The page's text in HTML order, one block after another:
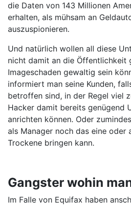
die Daten von 143 Millionen
erhalten, als mühsam an
auszuspionieren.
Und natürlich wollen all diese
nicht damit an die Öffentlichkeit
Imageschaden gewaltig sein
informiert man seine Kunden,
betroffen sind, in der Regel viel
Hacker damit bereits genügend
anrichten können. Oder
als Manager noch das eine oder
Trockene bringen kann.
Gangster wohin
Im Falle von Equifax haben